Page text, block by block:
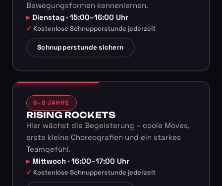
Bewegungsformen kennenlernen.
Dienstag · 15:00–16:00 Uhr
Kostenlose Schnupperstunde jederzeit
Schnupperstunde sichern
6–8 JAHRE
RISING ROCKETS
Hier wächst die Begeisterung – coole Moves,
erste kleine Choreografien und ein starkes
Teamgefühl.
Mittwoch · 16:00–17:00 Uhr
Kostenlose Schnupperstunde jederzeit